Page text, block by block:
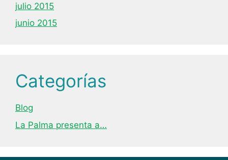
julio 2015
junio 2015
Categorías
Blog
La Palma presenta a…